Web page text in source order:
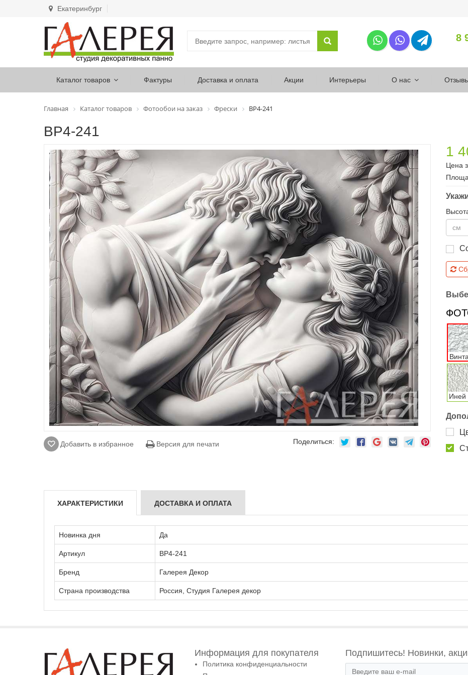
Екатеринбург
8
Каталог товаров Фактуры Доставка и оплата Акции Интерьеры О нас
Главная Каталог товаров Фотообои на заказ Фрески ВР4-241
ВР4-241
Добавить в избранное Версия для печати Поделиться:
1
Цена
Иней
ХАРАКТЕРИСТИКИ ДОСТАВКА И ОПЛАТА
Новинка дня Да
Артикул ВР4-241
Бренд Галерея Декор
Страна производства Россия, Студия Галерея декор
Информация для покупателя
Политика конфиденциальности
Подпишитесь! Новинки,